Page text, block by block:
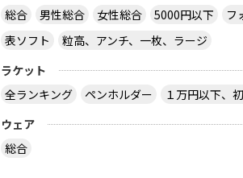
総合
男性総合 女性総合 5000円以下 フ
表ソフト
粒高、アンチ、一枚、ラージ
ラケット
全ランキング
ペンホルダー
１万円以下、
ウェア
総合